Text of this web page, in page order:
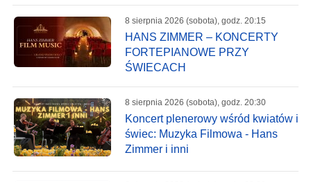
8 sierpnia 2026 (sobota), godz. 20:15
HANS ZIMMER – KONCERTY
FORTEPIANOWE PRZY
ŚWIECACH
8 sierpnia 2026 (sobota), godz. 20:30
Koncert plenerowy wśród kwiatów i
świec: Muzyka Filmowa - Hans
Zimmer i inni